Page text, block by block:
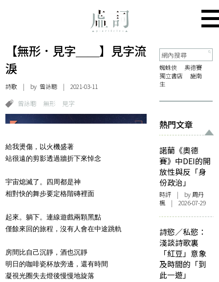
【無形．見字＿＿】見字流
淚
詩歌 | by 曾詠聰 | 2021-03-11
曾詠聰 無形 見字
給我燙傷，以火機盛著
站很遠的剪影透過牆折下來悼念
宇宙熄滅了。四周都是神
相對快的舞步要定格階磚裡面
起來。躺下。連線遊戲兩顆黑點
僅餘來回的旅程，沒有人會在中途跳軌
房間比自己沉靜，酒也沉靜
明日的咖啡瓷杯放旁邊，還有時間
凝視光圈失去燈後慢慢地旋落
蜘蛛俠
奧德賽
獨立書店
施南
生
熱門文章
諾蘭《奧德
賽》中DEI的開
放性與反「身
份政治」
時評 | by周丹
楓 | 2026-07-29
詩慾／私慾：
淺談詩歌裏
「紅豆」意象
及時間的「到
此一遊」